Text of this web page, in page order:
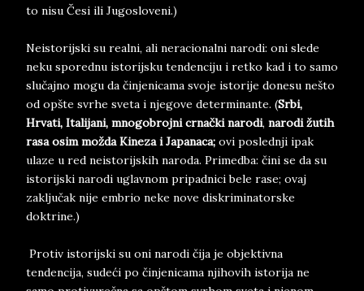
to nisu Česi ili Jugosloveni.)
Neistorijski su realni, ali neracionalni narodi: oni slede
neku sporednu istorijsku tendenciju i retko kad i to samo
slučajno mogu da činjenicama svoje istorije donesu nešto
od opšte svrhe sveta i njegove determinante. (Srbi,
Hrvati, Italijani, mnogobrojni crnački narodi, narodi žutih
rasa osim možda Kineza i Japanaca; ovi poslednji ipak
ulaze u red neistorijskih naroda. Primedba: čini se da su
istorijski narodi uglavnom pripadnici bele rase; ovaj
zaključak nije embrio neke nove diskriminatorske
doktrine.)
Protiv istorijski su oni narodi čija je objektivna
tendencija, sudeći po činjenicama njihovih istorija ne